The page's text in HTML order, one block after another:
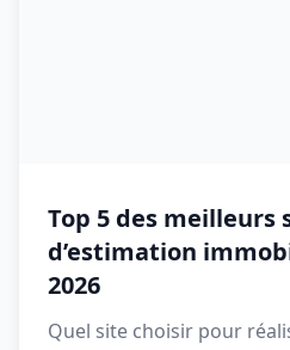
Top 5 des meilleurs
d’estimation
2026
Quel site choisir pour